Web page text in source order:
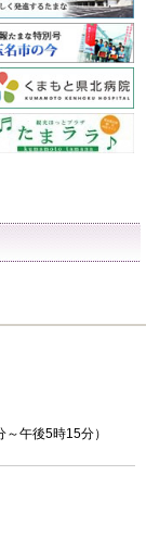
午後5時15分）